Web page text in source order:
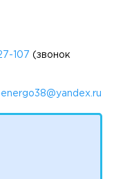
107 (звонок